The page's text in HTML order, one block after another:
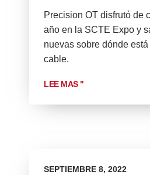
Precision OT disfrutó de
año en la SCTE Expo y
nuevas sobre dónde
cable.
LEE MAS "
SEPTIEMBRE 8, 2022